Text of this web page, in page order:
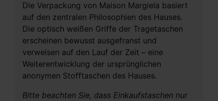
Die Verpackung von Maison Margiela basiert
auf den zentralen Philosophien des Hauses.
Die optisch weißen Griffe der Tragetaschen
erscheinen bewusst ausgefranst und
verweisen auf den Lauf der Zeit – eine
Weiterentwicklung der ursprünglichen
anonymen Stofftaschen des Hauses.
Bitte beachten Sie, dass Einkaufstaschen nur